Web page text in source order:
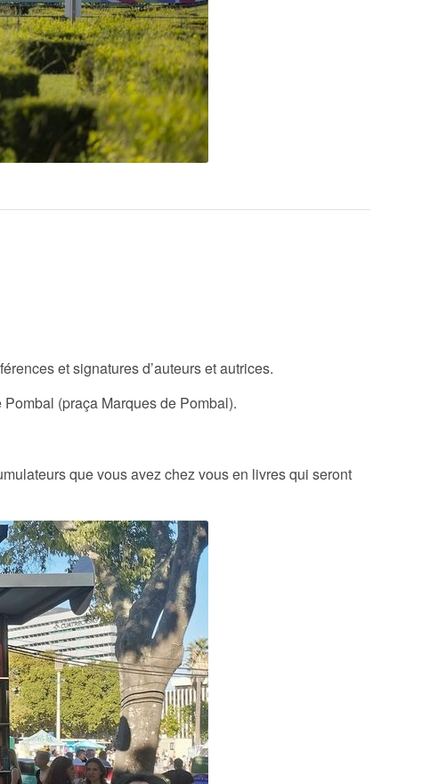
et signatures d’auteurs et autrices.
(praça Marques de Pombal).
que vous avez chez vous en livres qui seront